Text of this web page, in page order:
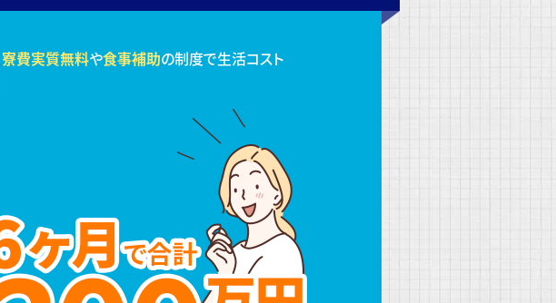
寮費実質無料や食事補助の制度で生活コスト